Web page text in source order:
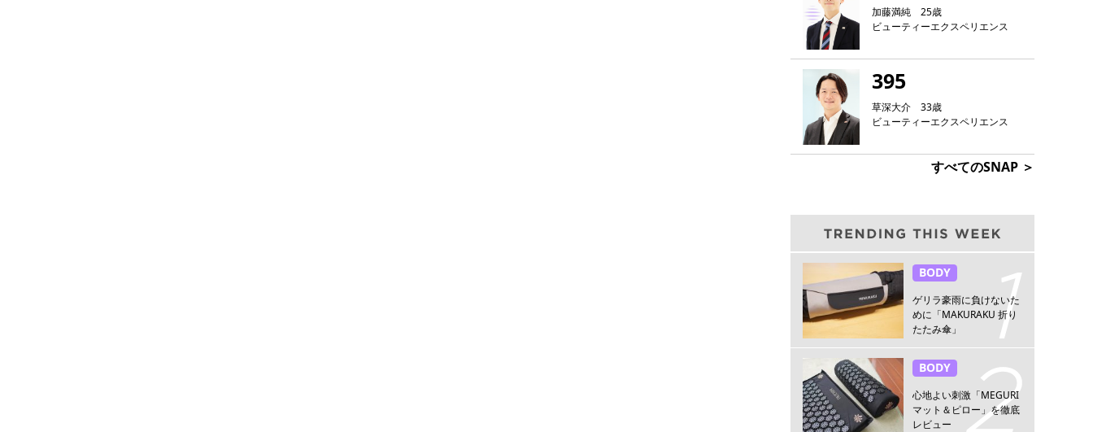
加藤満純 25歳
ビューティーエクスペリエンス
395
草深大介 33歳
ビューティーエクスペリエンス
すべてのSNAP ＞
BODY
ゲリラ豪雨に負けないた
めに「MAKURAKU 折り
たたみ傘」
BODY
心地よい刺激「MEGURI
マット＆ピロー」を徹底
レビュー